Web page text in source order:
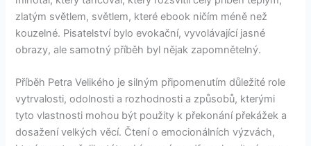
zlatým světlem, světlem, které ebook ničím méně než
kouzelné. Pisatelství bylo evokační, vyvolávající jasné
obrazy, ale samotný příběh byl nějak zapomnětelný.
Příběh Petra Velikého je silným připomenutím důležité role
vytrvalosti, odolnosti a rozhodnosti a způsobů, kterými
tyto vlastnosti mohou být použity k překonání překážek a
dosažení velkých věcí. Čtení o emocionálních výzvách,